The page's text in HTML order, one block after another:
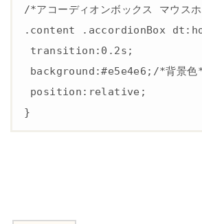
/*アコーディオンボックス マウス
.content .accordionBox
}